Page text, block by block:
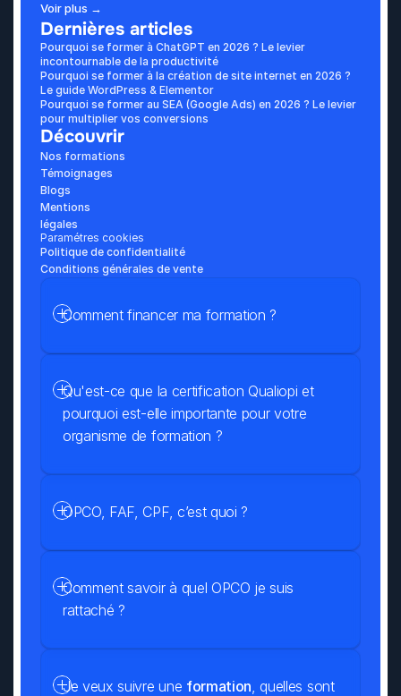
Voir plus →
Dernières articles
Pourquoi se former à ChatGPT en 2026 ? Le levier
incontournable de la productivité
Pourquoi se former à la création de site internet en 2026 ?
Le guide WordPress & Elementor
Pourquoi se former au SEA (Google Ads) en 2026 ? Le levier
pour multiplier vos conversions
Découvrir
Nos formations
Témoignages
Blogs
Mentions
légales
Paramétres cookies
Politique de confidentialité
Conditions générales de vente
Qu'est-ce que la certification Qualiopi et
pourquoi est-elle importante pour votre
organisme de formation ?
Comment savoir à quel OPCO je suis
rattaché ?
Je veux suivre une formation
, quelles sont
Comment financer ma formation ?
OPCO, FAF, CPF, c’est quoi ?